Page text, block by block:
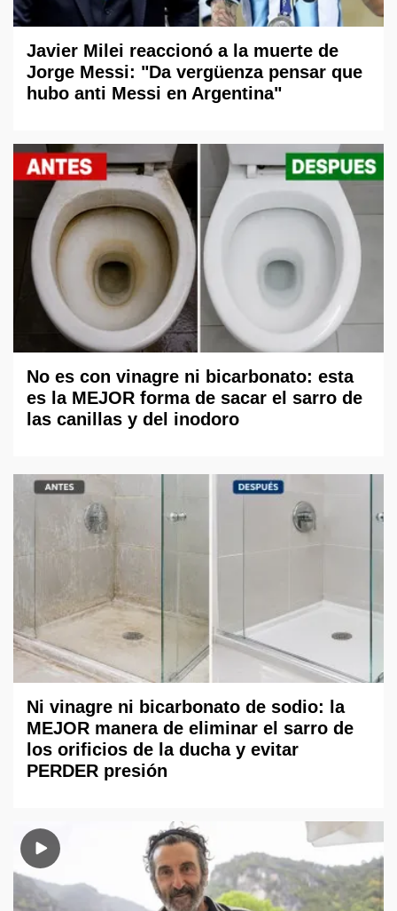
Javier Milei reaccionó a la muerte de
Jorge Messi: "Da vergüenza pensar que
hubo anti Messi en Argentina"
No es con vinagre ni bicarbonato: esta
es la MEJOR forma de sacar el sarro de
las canillas y del inodoro
Ni vinagre ni bicarbonato de sodio: la
MEJOR manera de eliminar el sarro de
los orificios de la ducha y evitar
PERDER presión